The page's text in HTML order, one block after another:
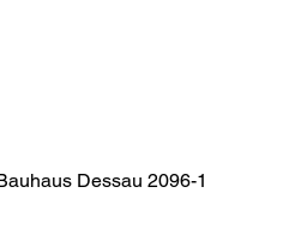
Dessau 2096-1